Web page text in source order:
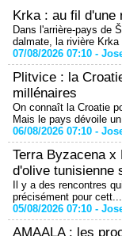
Krka : au fil d'une
Dans l'arrière-pays de
dalmate, la rivière Krka
07/08/2026 07:10 -
Plitvice : la
millénaires
On connaît la Croatie
Mais le pays dévoile
06/08/2026 07:10 -
Terra Byzacena x
d'olive tunisienne
Il y a des rencontres
précisément pour cett...
05/08/2026 07:10 -
AMAALA : les